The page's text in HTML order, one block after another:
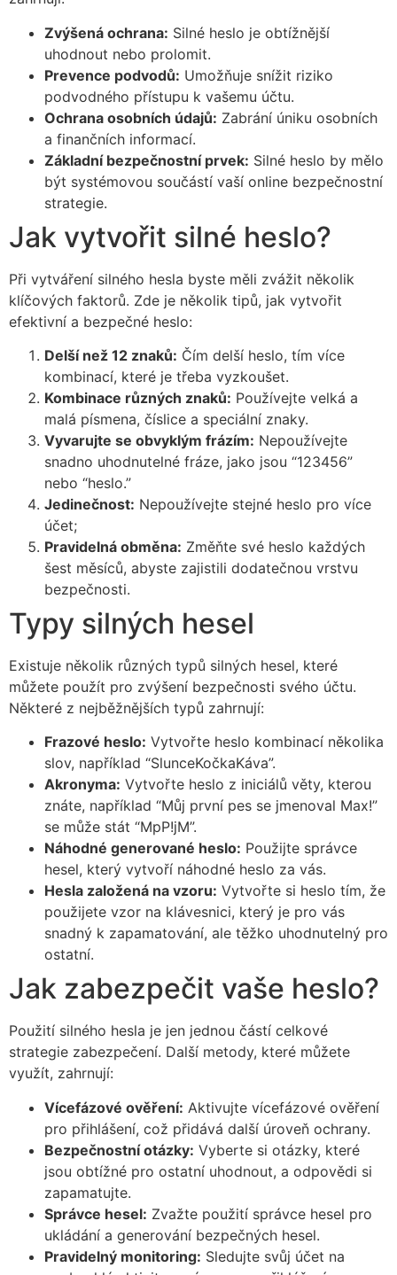
Zvýšená ochrana: Silné heslo je obtížnější
uhodnout nebo prolomit.
Prevence podvodů: Umožňuje snížit riziko
podvodného přístupu k vašemu účtu.
Ochrana osobních údajů: Zabrání úniku osobních
a finančních informací.
Základní bezpečnostní prvek: Silné heslo by mělo
být systémovou součástí vaší online bezpečnostní
strategie.
Jak vytvořit silné heslo?
Při vytváření silného hesla byste měli zvážit několik
klíčových faktorů. Zde je několik tipů, jak vytvořit
efektivní a bezpečné heslo:
Delší než 12 znaků: Čím delší heslo, tím více
kombinací, které je třeba vyzkoušet.
Kombinace různých znaků: Používejte velká a
malá písmena, číslice a speciální znaky.
Vyvarujte se obvyklým frázím: Nepoužívejte
snadno uhodnutelné fráze, jako jsou “123456”
nebo “heslo.”
Jedinečnost: Nepoužívejte stejné heslo pro více
účet;
Pravidelná obměna: Změňte své heslo každých
šest měsíců, abyste zajistili dodatečnou vrstvu
bezpečnosti.
Typy silných hesel
Existuje několik různých typů silných hesel, které
můžete použít pro zvýšení bezpečnosti svého účtu.
Některé z nejběžnějších typů zahrnují:
Frazové heslo: Vytvořte heslo kombinací několika
slov, například “SlunceKočkaKáva”.
Akronyma: Vytvořte heslo z iniciálů věty, kterou
znáte, například “Můj první pes se jmenoval Max!”
se může stát “MpP!jM”.
Náhodné generované heslo: Použijte správce
hesel, který vytvoří náhodné heslo za vás.
Hesla založená na vzoru: Vytvořte si heslo tím, že
použijete vzor na klávesnici, který je pro vás
snadný k zapamatování, ale těžko uhodnutelný pro
ostatní.
Jak zabezpečit vaše heslo?
Použití silného hesla je jen jednou částí celkové
strategie zabezpečení. Další metody, které můžete
využít, zahrnují:
Vícefázové ověření: Aktivujte vícefázové ověření
pro přihlášení, což přidává další úroveň ochrany.
Bezpečnostní otázky: Vyberte si otázky, které
jsou obtížné pro ostatní uhodnout, a odpovědi si
zapamatujte.
Správce hesel: Zvažte použití správce hesel pro
ukládání a generování bezpečných hesel.
Pravidelný monitoring: Sledujte svůj účet na